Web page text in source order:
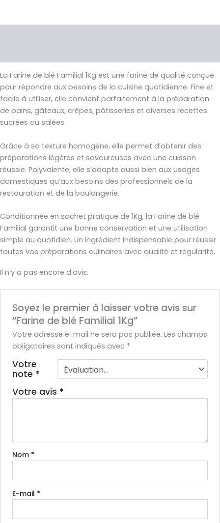
La Farine de blé Familial 1Kg est une farine de qualité conçue
pour répondre aux besoins de la cuisine quotidienne. Fine et
facile à utiliser, elle convient parfaitement à la préparation
de pains, gâteaux, crêpes, pâtisseries et diverses recettes
sucrées ou salées.
Grâce à sa texture homogène, elle permet d’obtenir des
préparations légères et savoureuses avec une cuisson
réussie. Polyvalente, elle s’adapte aussi bien aux usages
domestiques qu’aux besoins des professionnels de la
restauration et de la boulangerie.
Conditionnée en sachet pratique de 1Kg, la Farine de blé
Familial garantit une bonne conservation et une utilisation
simple au quotidien. Un ingrédient indispensable pour réussir
toutes vos préparations culinaires avec qualité et régularité.
Il n’y a pas encore d’avis.
Soyez le premier à laisser votre avis sur
“Farine de blé Familial 1Kg”
Votre adresse e-mail ne sera pas publiée. Les champs
obligatoires sont indiqués avec *
Votre
note *
Votre avis *
Nom *
E-mail *